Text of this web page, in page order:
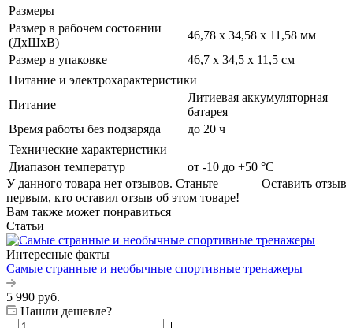
Размеры
Размер в рабочем состоянии
(ДxШxВ)
46,78 х 34,58 x 11,58 мм
Размер в упаковке
46,7 х 34,5 х 11,5 см
Питание и электрохарактеристики
Питание
Литиевая аккумуляторная
батарея
Время работы без подзаряда
до 20 ч
Технические характеристики
Диапазон температур
от -10 до +50 °С
Оставить отзыв
У данного товара нет отзывов. Станьте
первым, кто оставил отзыв об этом товаре!
Вам также может понравиться
Статьи
Интересные факты
Самые странные и необычные спортивные тренажеры
5 990 руб.
Нашли дешевле?